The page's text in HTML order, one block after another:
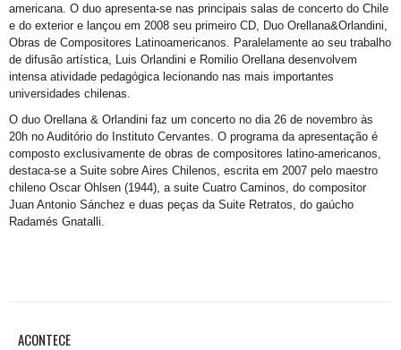
americana. O duo apresenta-se nas principais salas de concerto do Chile
e do exterior e lançou em 2008 seu primeiro CD, Duo Orellana&Orlandini,
Obras de Compositores Latinoamericanos. Paralelamente ao seu trabalho
de difusão artística, Luis Orlandini e Romilio Orellana desenvolvem
intensa atividade pedagógica lecionando nas mais importantes
universidades chilenas.
O duo Orellana & Orlandini faz um concerto no dia 26 de novembro às
20h no Auditório do Instituto Cervantes. O programa da apresentação é
composto exclusivamente de obras de compositores latino-americanos,
destaca-se a Suite sobre Aires Chilenos, escrita em 2007 pelo maestro
chileno Oscar Ohlsen (1944), a suite Cuatro Caminos, do compositor
Juan Antonio Sánchez e duas peças da Suite Retratos, do gaúcho
Radamés Gnatalli.
ACONTECE